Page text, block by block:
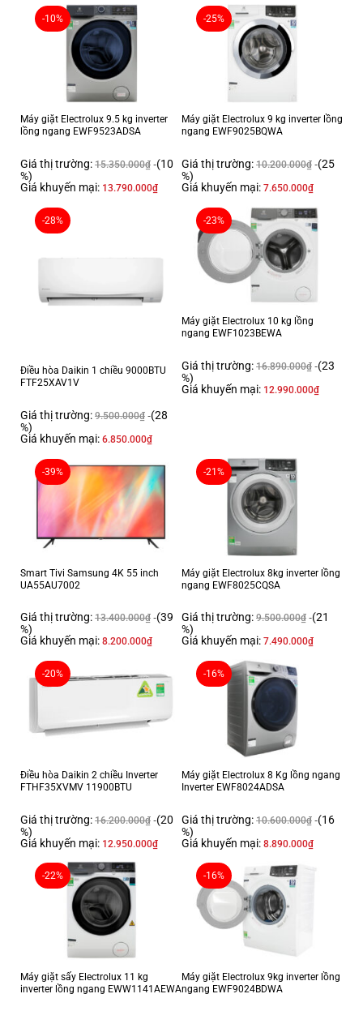
-10%
Máy giặt Electrolux 9.5 kg inverter
lồng ngang EWF9523ADSA
Giá thị trường: 15.350.000₫ (10
%)
Giá khuyến mại: 13.790.000₫
-25%
Máy giặt Electrolux 9 kg inverter lồng
ngang EWF9025BQWA
Giá thị trường: 10.200.000₫ (25
%)
Giá khuyến mại: 7.650.000₫
-28%
Điều hòa Daikin 1 chiều 9000BTU
FTF25XAV1V
Giá thị trường: 9.500.000₫ (28
%)
Giá khuyến mại: 6.850.000₫
-23%
Máy giặt Electrolux 10 kg lồng
ngang EWF1023BEWA
Giá thị trường: 16.890.000₫ (23
%)
Giá khuyến mại: 12.990.000₫
-39%
Smart Tivi Samsung 4K 55 inch
UA55AU7002
Giá thị trường: 13.400.000₫ (39
%)
Giá khuyến mại: 8.200.000₫
-21%
Máy giặt Electrolux 8kg inverter lồng
ngang EWF8025CQSA
Giá thị trường: 9.500.000₫ (21
%)
Giá khuyến mại: 7.490.000₫
-20%
Điều hòa Daikin 2 chiều Inverter
FTHF35XVMV 11900BTU
Giá thị trường: 16.200.000₫ (20
%)
Giá khuyến mại: 12.950.000₫
-16%
Máy giặt Electrolux 8 Kg lồng ngang
Inverter EWF8024ADSA
Giá thị trường: 10.600.000₫ (16
%)
Giá khuyến mại: 8.890.000₫
-22%
Máy giặt sấy Electrolux 11 kg
inverter lồng ngang EWW1141AEWA
-16%
Máy giặt Electrolux 9kg inverter lồng
ngang EWF9024BDWA